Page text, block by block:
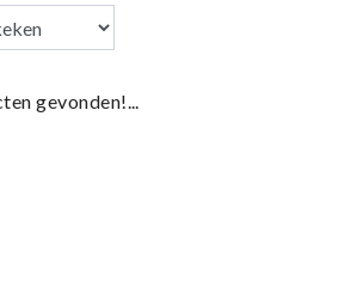
gevonden!...